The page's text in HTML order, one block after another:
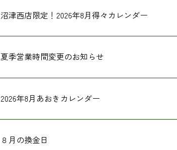
沼津西店限定！2026年8月得々カレンダー
夏季営業時間変更のお知らせ
2026年8月あおきカレンダー
８月の換金日